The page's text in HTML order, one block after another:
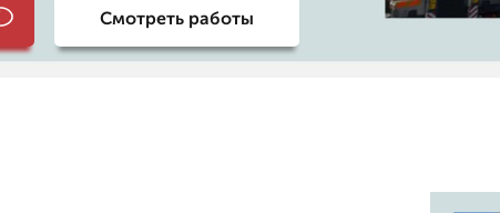
Смотреть работы